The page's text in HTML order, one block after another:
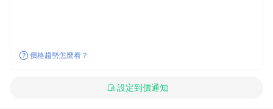
價格趨勢怎麼看？
設定到價通知